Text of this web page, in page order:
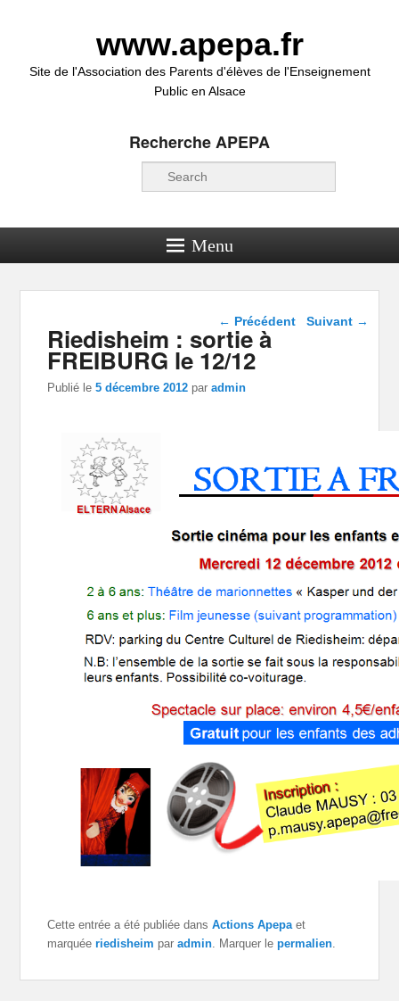
www.apepa.fr
Site de l'Association des Parents d'élèves de l'Enseignement
Public en Alsace
Recherche APEPA
Recherche
Menu
Navigation dans les
← Précédent Suivant →
Riedisheim : sortie à
FREIBURG le 12/12
Publié le5 décembre 2012 paradmin
Cette entrée a été publiée dansActions Apepa et
marquéeriedisheim paradmin . Marquer lepermalien